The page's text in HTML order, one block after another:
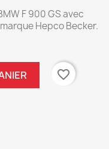
F 900 GS avec
Hepco Becker.
favorite_border